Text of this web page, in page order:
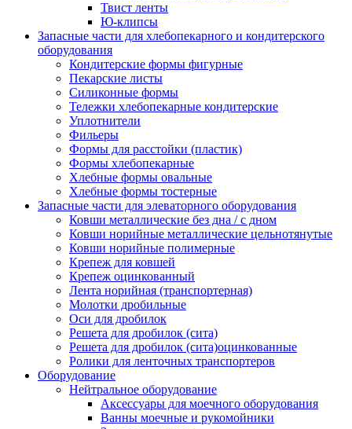
Твист ленты
Ю-клипсы
Запасные части для хлебопекарного и кондитерского
оборудования
Кондитерские формы фигурные
Пекарские листы
Силиконные формы
Тележки хлебопекарные кондитерские
Уплотнители
Фильеры
Формы для расстойки (пластик)
Формы хлебопекарные
Хлебные формы овальные
Хлебные формы тостерные
Запасные части для элеваторного оборудования
Ковши металлические без дна / с дном
Ковши норийные металлические цельнотянутые
Ковши норийные полимерные
Крепеж для ковшей
Крепеж оцинкованный
Лента норийная (транспортерная)
Молотки дробильные
Оси для дробилок
Решета для дробилок (сита)
Решета для дробилок (сита)оцинкованные
Ролики для ленточных транспортеров
Оборудование
Нейтральное оборудование
Аксессуары для моечного оборудования
Ванны моечные и рукомойники